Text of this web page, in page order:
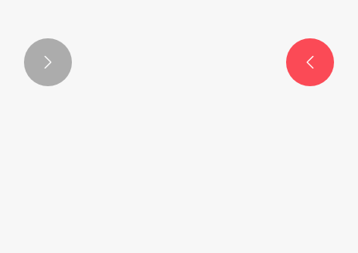

